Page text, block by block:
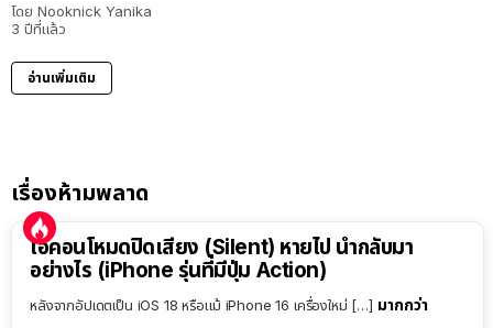
โดย Nooknick Yanika
3 ปีที่แล้ว
อ่านเพิ่มเติม
เรื่องห้ามพลาด
ไอคอนโหมดปิดเสียง (Silent) หายไป นำกลับมา
อย่างไร (iPhone รุ่นที่มีปุ่ม Action)
หลังจากอัปเดตเป็น iOS 18 หรือแม้ iPhone 16 เครื่องใหม่ […] มากกว่า